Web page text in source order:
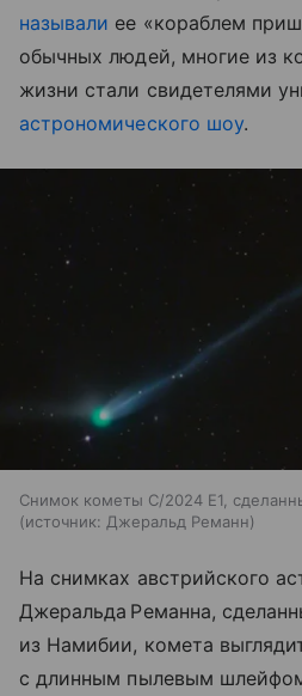
называли ее «кораблем
обычных людей, многие из
жизни стали свидетелями
астрономического шоу.
Снимок кометы C/2024 E1,
источник: Джеральд Реманн
На снимках австрийского
Джеральда Реманна,
из Намибии, комета
с длинным пылевым